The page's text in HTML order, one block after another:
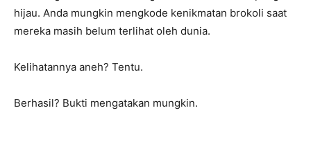
hijau. Anda mungkin mengkode kenikmatan brokoli saat
mereka masih belum terlihat oleh dunia.
Kelihatannya aneh? Tentu.
Berhasil? Bukti mengatakan mungkin.